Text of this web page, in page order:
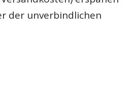
der unverbindlichen